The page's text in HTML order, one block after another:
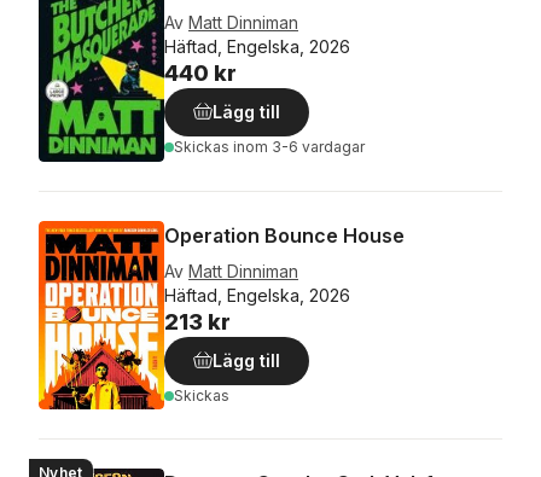
Av Matt Dinniman
Häftad, Engelska, 2026
440 kr
Lägg till
Skickas inom 3-6 vardagar
Operation Bounce House
Av Matt Dinniman
Häftad, Engelska, 2026
213 kr
Lägg till
Skickas
Nyhet